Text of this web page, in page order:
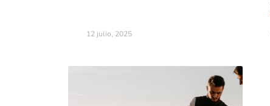
12 julio, 2025